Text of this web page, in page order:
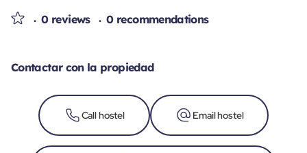
0 reviews 0 recommendations
Contactar con la propiedad
Call hostel Email hostel